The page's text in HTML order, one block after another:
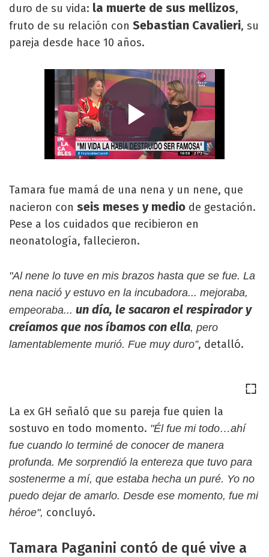
duro de su vida: la muerte de sus mellizos,
fruto de su relación con Sebastian Cavalieri, su
pareja desde hace 10 años.
Tamara fue mamá de una nena y un nene, que
nacieron con seis meses y medio de gestación.
Pese a los cuidados que recibieron en
neonatología, fallecieron.
"Al nene lo tuve en mis brazos hasta que se fue. La
nena nació y estuvo en la incubadora... mejoraba,
empeoraba... un día, le sacaron el respirador y
creíamos que nos íbamos con ella, pero
lamentablemente murió. Fue muy duro”, detalló.
La ex GH señaló que su pareja fue quien la
sostuvo en todo momento. "Él fue mi todo…ahí
fue cuando lo terminé de conocer de manera
profunda. Me sorprendió la entereza que tuvo para
sostenerme a mí, que estaba hecha un puré. Yo no
puedo dejar de amarlo. Desde ese momento, fue mi
héroe", concluyó.
Tamara Paganini contó de qué vive a